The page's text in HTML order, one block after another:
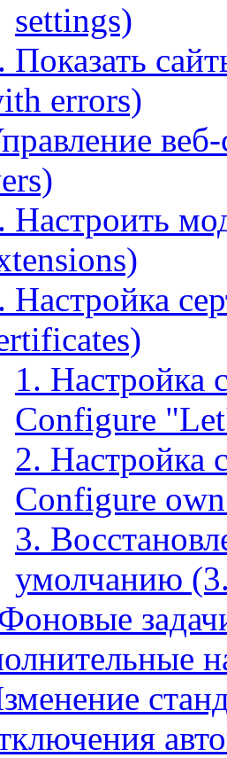
settings)
Показать
errors)
Настроить
Настройка
1. Настройка
Configure
2. Настройка
Configure
3.
умолчанию